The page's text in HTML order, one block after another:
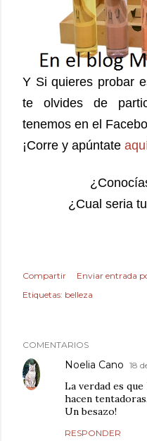
Y Si quieres probar
te olvides de
tenemos en el
¡Corre y apúntate
¿Cual seria
Compartir
Enviar entrada
Etiquetas: belleza
COMENTARIOS
Noelia Cano 18
La verdad es
hacen tentadoras.
Un besazo!
RESPONDER